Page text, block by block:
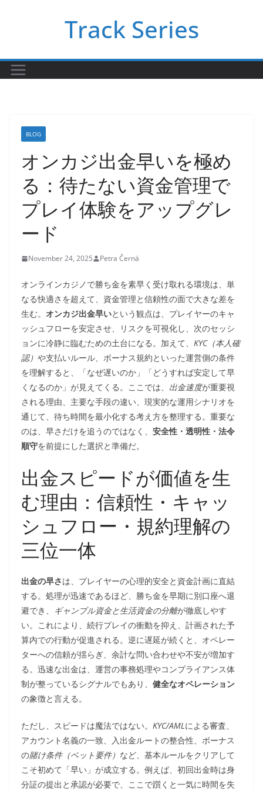
Track Series
BLOG
オンカジ出金早いを極め
る：待たない資金管理で
プレイ体験をアップグレ
ード
November 24, 2025 Petra Černá
オンラインカジノで勝ち金を素早く受け取れる環境は、単
なる快適さを超えて、資金管理と信頼性の面で大きな差を
生む。 オンカジ出金早いという観点は、プレイヤーのキャ
ッシュフローを安定させ、リスクを可視化し、次のセッシ
ョンに冷静に臨むための土台になる。加えて、 KYC（本人確
認） や支払いルール、ボーナス規約といった運営側の条件
を理解すると、「なぜ遅いのか」「どうすれば安定して早
くなるのか」が見えてくる。ここでは、 出金速度が重要視
される理由、主要な手段の違い、現実的な運用シナリオを
通じて、待ち時間を最小化する考え方を整理する。重要な
のは、早さだけを追うのではなく、 安全性・透明性・法令
順守を前提にした選択と準備だ。
出金スピードが価値を生
む理由：信頼性・キャッ
シュフロー・規約理解の
三位一体
出金の早さは、プレイヤーの心理的安全と資金計画に直結
する。処理が迅速であるほど、勝ち金を早期に別口座へ退
避でき、
ギャンブル資金と生活資金の分離が徹底しやす
い。これにより、続行プレイの衝動を抑え、計画された予
算内での行動が促進される。逆に遅延が続くと、オペレー
ターへの信頼が揺らぎ、余計な問い合わせや不安が増加す
る。迅速な出金は、運営の事務処理やコンプライアンス体
制が整っているシグナルでもあり、 健全なオペレーション
の象徴と言える。
ただし、スピードは魔法ではない。 KYC/AMLによる審査、
アカウント名義の一致、入出金ルートの整合性、ボーナス
の賭け条件（ベット要件） など、基本ルールをクリアして
こそ初めて「早い」が成立する。例えば、初回出金時は身
分証の提出と承認が必要で、ここで躓くと一気に時間を失